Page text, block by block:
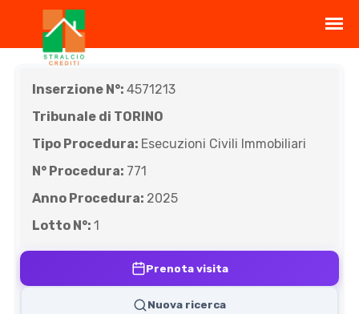
Inserzione N°: 4571213
Tribunale di TORINO
Tipo Procedura: Esecuzioni Civili Immobiliari
N° Procedura: 771
Anno Procedura: 2025
Lotto N°: 1
Prenota visita
Nuova ricerca